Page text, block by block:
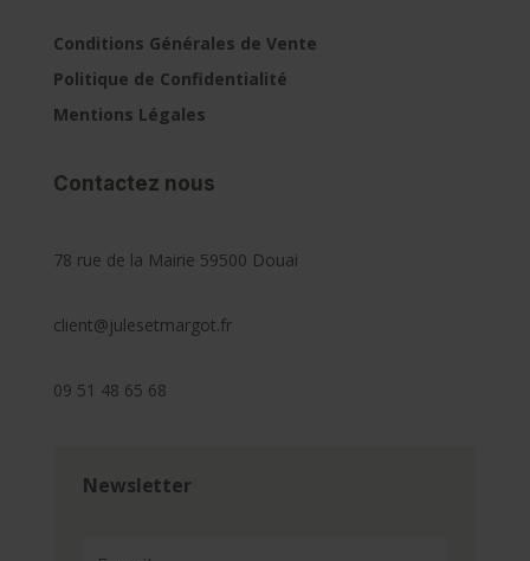
Conditions Générales de Vente
Politique de Confidentialité
Mentions Légales
Contactez nous
78 rue de la Mairie 59500 Douai
client@julesetmargot.fr
09 51 48 65 68
Newsletter